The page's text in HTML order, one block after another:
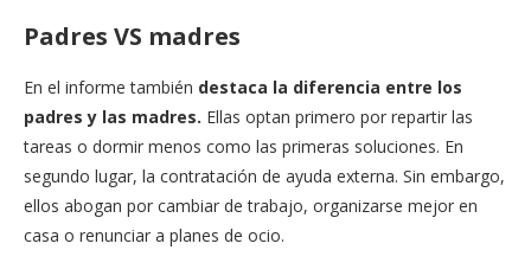
Padres VS madres
En el informe también destaca la diferencia entre los
padres y las madres. Ellas optan primero por repartir las
tareas o dormir menos como las primeras soluciones. En
segundo lugar, la contratación de ayuda externa. Sin embargo,
ellos abogan por cambiar de trabajo, organizarse mejor en
casa o renunciar a planes de ocio.